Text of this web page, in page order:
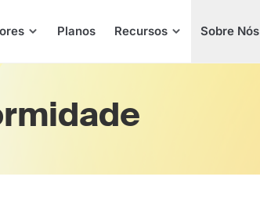
Planos Recursos Sobre Nós